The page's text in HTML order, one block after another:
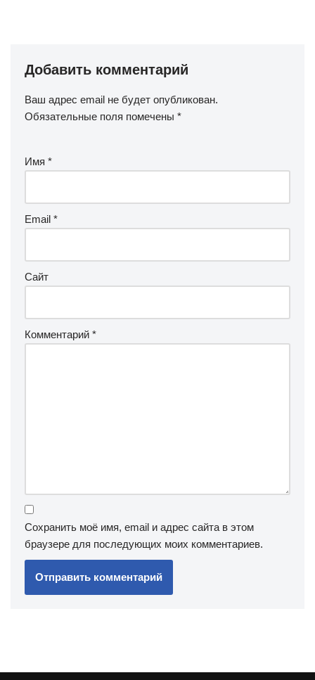
Добавить комментарий
Ваш адрес email не будет опубликован.
Обязательные поля помечены *
Имя *
Email *
Сайт
Комментарий *
Сохранить моё имя, email и адрес сайта в этом
браузере для последующих моих комментариев.